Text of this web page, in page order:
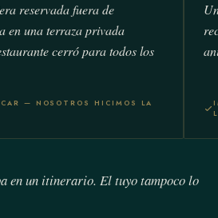
reservada fuera de
en una terraza privada
cerró para todos los
— NOSOTROS HICIMOS LA
en un itinerario. El tuyo tampoco lo